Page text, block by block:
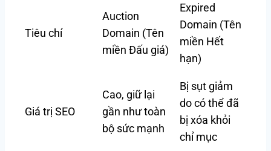
Tiêu chí
Auction
Domain (Tên
miền Đấu giá)
Expired
Domain (Tên
miền Hết
hạn)
Giá trị SEO
Cao, giữ lại
gần như toàn
bộ sức mạnh
Bị sụt giảm
do có thể đã
bị xóa khỏi
chỉ mục